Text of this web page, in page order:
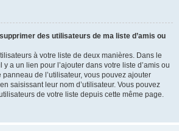
des utilisateurs de ma liste d’amis ou
à votre liste de deux manières. Dans le
a un lien pour l’ajouter dans votre liste d’amis ou
panneau de l’utilisateur, vous pouvez ajouter
saisissant leur nom d’utilisateur. Vous pouvez
de votre liste depuis cette même page.